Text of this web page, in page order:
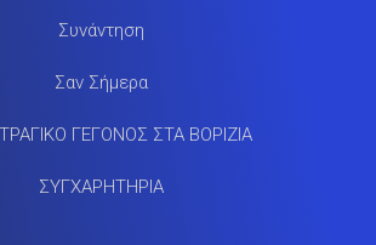
Συνάντηση
Σαν Σήμερα
ΓΕΓΟΝΟΣ ΣΤΑ ΒΟΡΙΖΙΑ
ΣΥΓΧΑΡΗΤΗΡΙΑ